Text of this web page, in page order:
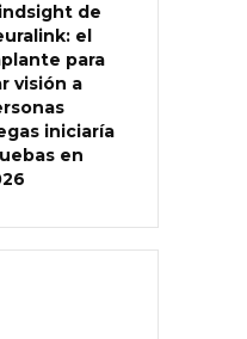
de
el
para
visión a
iniciaría
en